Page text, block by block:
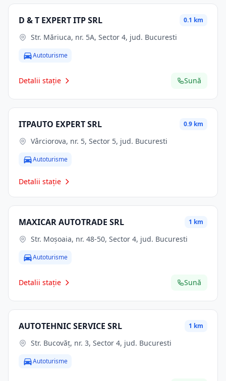
D & T EXPERT ITP SRL 0.1 km
Str. Măriuca, nr. 5A, Sector 4, jud. Bucuresti
Autoturisme
Detalii stație Sună
ITPAUTO EXPERT SRL 0.9 km
Vârciorova, nr. 5, Sector 5, jud. Bucuresti
Autoturisme
Detalii stație
MAXICAR AUTOTRADE SRL 1 km
Str. Moşoaia, nr. 48-50, Sector 4, jud. Bucuresti
Autoturisme
Detalii stație Sună
AUTOTEHNIC SERVICE SRL 1 km
Str. Bucovăţ, nr. 3, Sector 4, jud. Bucuresti
Autoturisme